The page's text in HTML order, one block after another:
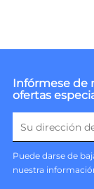
Infórmese de
ofertas
Puede darse de
nuestra